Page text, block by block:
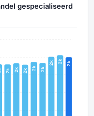
gespecialiseerd